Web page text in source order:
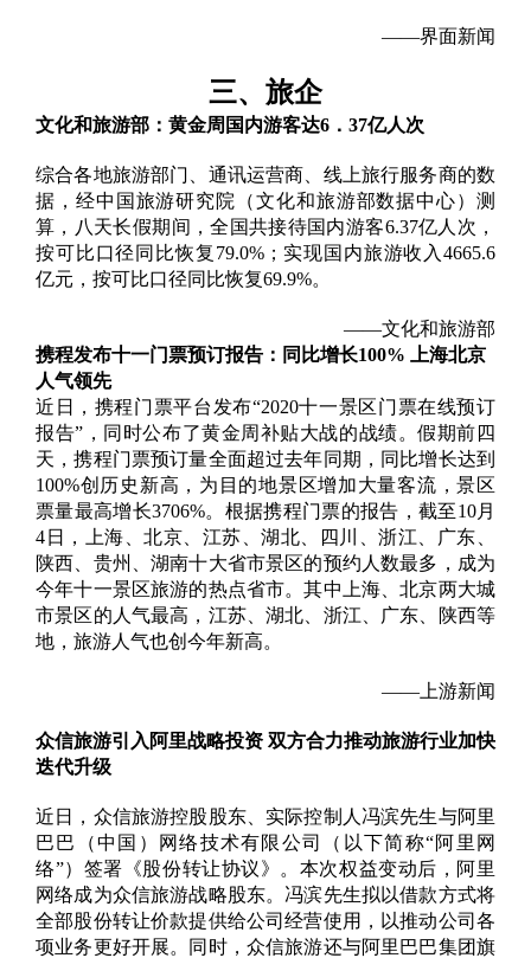
——界面新闻
三、 旅企
文化和旅游部：黄金周国内游客达6．37亿人次
综合各地旅游部门、通讯运营商、线上旅行服务商的数
据，经中国旅游研究院（文化和旅游部数据中心）测
算，八天长假期间，全国共接待国内游客6.37亿人次，
按可比口径同比恢复79.0%；实现国内旅游收入4665.6
亿元，按可比口径同比恢复69.9%。
——文化和旅游部
携程发布十一门票预订报告：同比增长100% 上海北京
人气领先
近日，携程门票平台发布“2020十一景区门票在线预订
报告”，同时公布了黄金周补贴大战的战绩。假期前四
天，携程门票预订量全面超过去年同期，同比增长达到
100%创历史新高，为目的地景区增加大量客流，景区
票量最高增长3706%。根据携程门票的报告，截至10月
4日，上海、北京、江苏、湖北、四川、浙江、广东、
陕西、贵州、湖南十大省市景区的预约人数最多，成为
今年十一景区旅游的热点省市。其中上海、北京两大城
市景区的人气最高，江苏、湖北、浙江、广东、陕西等
地，旅游人气也创今年新高。
——上游新闻
众信旅游引入阿里战略投资 双方合力推动旅游行业加快
迭代升级
近日，众信旅游控股股东、实际控制人冯滨先生与阿里
巴巴（中国）网络技术有限公司（以下简称“阿里网
络”）签署《股份转让协议》。本次权益变动后，阿里
网络成为众信旅游战略股东。冯滨先生拟以借款方式将
全部股份转让价款提供给公司经营使用，以推动公司各
项业务更好开展。同时，众信旅游还与阿里巴巴集团旗